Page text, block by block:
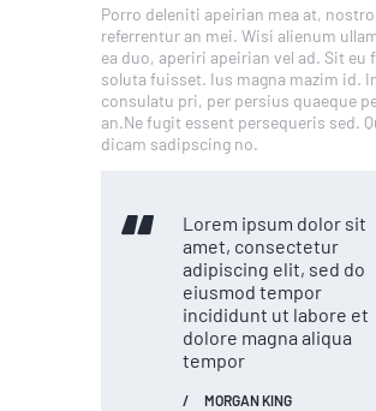
Porro deleniti apeirian mea at, nostro
referrentur an mei. Wisi alienum
ea duo, aperiri apeirian vel ad. Sit eu
soluta fuisset. Ius magna mazim id.
consulatu pri, per persius quaeque
an.Ne fugit essent persequeris sed.
dicam sadipscing no.
Lorem ipsum dolor sit
amet, consectetur
adipiscing elit, sed do
eiusmod tempor
incididunt ut labore et
dolore magna aliqua
tempor
MORGAN KING